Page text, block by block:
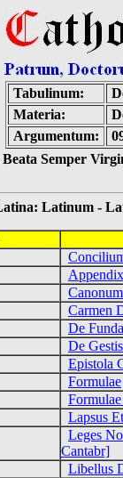
Tabulinum:
Materia:
Argumentum:
Semper
Latinum -
Carmen
De
De
Epistola
Formulae
Lapsus
Leges
Cantabr]
Libellus